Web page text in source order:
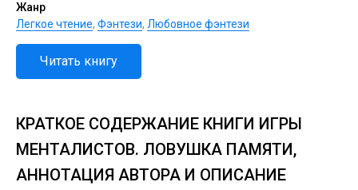
Жанр
Легкое чтение, Фэнтези, Любовное фэнтези
Читать книгу
КРАТКОЕ СОДЕРЖАНИЕ КНИГИ ИГРЫ
МЕНТАЛИСТОВ. ЛОВУШКА ПАМЯТИ,
АННОТАЦИЯ АВТОРА И ОПИСАНИЕ